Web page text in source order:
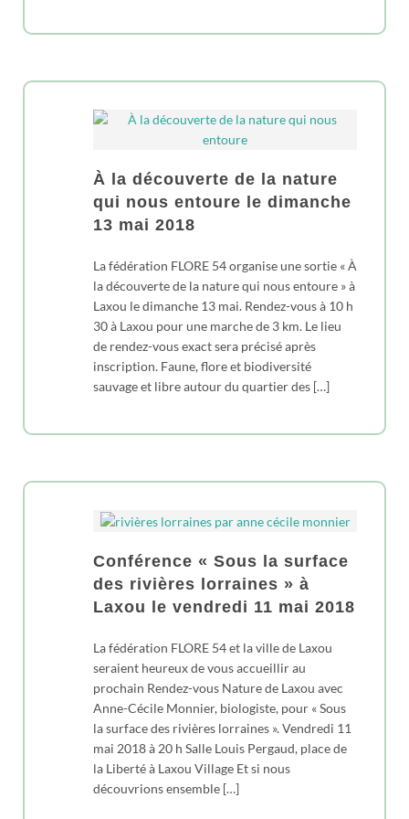
À la découverte de la nature
qui nous entoure le dimanche
13 mai 2018
La fédération FLORE 54 organise une sortie « À
la découverte de la nature qui nous entoure » à
Laxou le dimanche 13 mai. Rendez-vous à 10 h
30 à Laxou pour une marche de 3 km. Le lieu
de rendez-vous exact sera précisé après
inscription. Faune, flore et biodiversité
sauvage et libre autour du quartier des […]
Conférence « Sous la surface
des rivières lorraines » à
Laxou le vendredi 11 mai 2018
La fédération FLORE 54 et la ville de Laxou
seraient heureux de vous accueillir au
prochain Rendez-vous Nature de Laxou avec
Anne-Cécile Monnier, biologiste, pour « Sous
la surface des rivières lorraines ». Vendredi 11
mai 2018 à 20 h Salle Louis Pergaud, place de
la Liberté à Laxou Village Et si nous
découvrions ensemble […]